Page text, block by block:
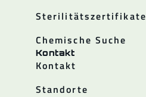
Sterilitätszertifikate
Chemische Suche
Kontakt
Kontakt
Standorte